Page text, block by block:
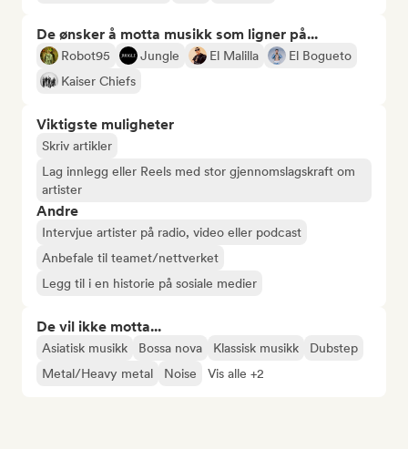
De ønsker å motta musikk som ligner på...
Robot95 Jungle El Malilla
El Bogueto
Kaiser Chiefs
Viktigste muligheter
Skriv artikler
Lag innlegg eller Reels med stor gjennomslagskraft om
artister
Andre
Intervjue artister på radio, video eller podcast
Anbefale til teamet/nettverket
Legg til i en historie på sosiale medier
De vil ikke motta...
Asiatisk musikk Bossa nova Klassisk musikk
Dubstep
Metal/Heavy metal
Noise Vis alle +2